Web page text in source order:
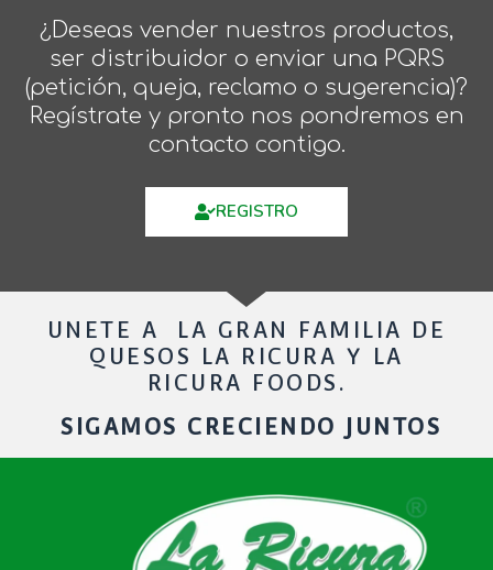
¿Deseas vender nuestros productos,
ser distribuidor o enviar una PQRS
(petición, queja, reclamo o sugerencia)?
Regístrate y pronto nos pondremos en
contacto contigo.
REGISTRO
UNETE A LA GRAN FAMILIA DE
QUESOS LA RICURA Y LA
RICURA FOODS.
SIGAMOS CRECIENDO JUNTOS